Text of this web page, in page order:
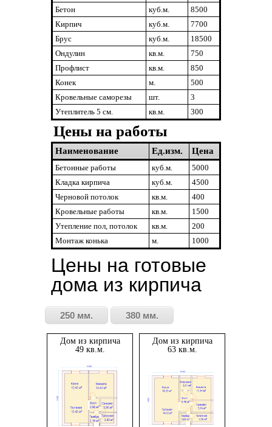
Бетон
куб.м.
8500
Кирпич
куб.м.
7700
Брус
куб.м.
18500
Ондулин
кв.м.
750
Профлист
кв.м.
850
Конек
м.
500
Кровельные саморезы
шт.
3
Утеплитель 5 см.
кв.м. 300
Цены на работы
Наименование Ед.изм. Цена
Бетонные работы куб.м.
5000
Кладка кирпича
куб.м.
4500
Черновой потолок
кв.м.
400
Кровельные работы
кв.м.
1500
Утепление пол, потолок
кв.м.
200
Монтаж конька
м. 1000
Цены на готовые
дома из кирпича
250 мм. 380 мм.
Дом из кирпича
49 кв.м.
Дом из кирпича
63 кв.м.